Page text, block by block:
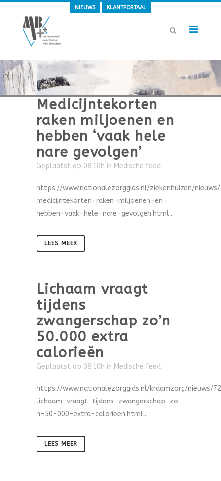
NIEUWS KLANTPORTAAL
Medicijntekorten
raken miljoenen en
hebben ‘vaak hele
nare gevolgen’
Geplaatst op 08:10h in Medische feed
https://www.nationalezorggids.nl/ziekenhuizen/
medicijntekorten-raken-miljoenen-en-
hebben-vaak-hele-nare-gevolgen.html...
LEES MEER
Lichaam vraagt
tijdens
zwangerschap zo’n
50.000 extra
calorieën
Geplaatst op 08:10h in Medische feed
https://www.nationalezorggids.nl/kraamzorg/nieuws/
lichaam-vraagt-tijdens-zwangerschap-zo-
n-50-000-extra-calorieen.html...
LEES MEER